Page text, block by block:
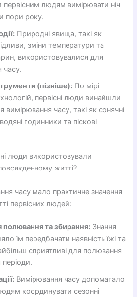
людям вимірювати ніч
пори року.
Природні явища, такі як
зміни температури та
використовувалися для
часу.
(пізніше): По мірі
первісні люди винайшли
вимірювання часу, такі як сонячні
годинники та піскові
люди використовували
житті?
часу мало практичне значення
первісних людей:
полювання та збирання: Знання
їм передбачати наявність їжі та
сприятливі для полювання
Вимірювання часу допомагало
координувати сезонні